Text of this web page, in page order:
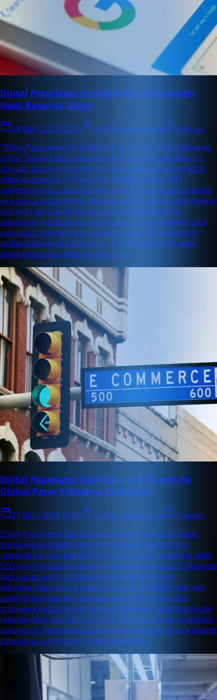
Dijital Pazarlama Stratejileriyle Girişimciler
Nasıl Başarıya Ulaşır
28 Mart 2025 00:00 info@enabase.com
0 yorum
"Dijital Pazarlama Stratejileriyle Girişimciler Nasıl Başarıya
Ulaşır" başlıklı blog yazısında, girişimcilerin rekabetçi iş
dünyasında öne çıkmaları için kullanabilecekleri en etkili
dijital pazarlama stratejilerine odaklanıyoruz. SEO
optimizasyonu, sosyal medya yönetimi, içerik pazarlaması
ve e-posta pazarlaması gibi konuları ele alarak, işletmelerin
çevrimiçi görünürlüklerini artırıp hedef kitlelerine
ulaşmalarını sağlamayı amaçlıyoruz. Bu stratejilerin nasıl
uygulanacağını ve hangi araçlarla daha fazla etkileşim
sağlanabileceğini keşfederek, iş hedeflerinizi bir adım
öteye taşımanın yollarını sunuyoruz.
Dijital Pazarlama Taktikleri ve E-Ticaret ile
Global Pazar Yükselme Stratejileri
27 Mart 2025 15:30 info@enabase.com
0 yorum
Dijital Pazarlama Taktikleri ve E-Ticaret ile Global Pazar
Yükselme Stratejileri blog konumuzda, işletmenizin
uluslararası sahnede daha görünür hale gelmesi için etkili
SEO ve dijital pazarlama stratejilerini inceliyoruz. E-ticarette
fark yaratmanızı sağlayacak içerik optimizasyon
tekniklerinden sosyal medya kampanya yönetimine, veri
analitiği kullanmanın faydalarından marka bilinirliği
artırmaya kadar birçok konuya değinerek, global pazarda
rakiplerinizin önüne geçmenize yardımcı olacak stratejileri
sunuyoruz. İleri görüşlü pazarlama yaklaşımları ile e-ticaret
satışlarınızı artırmanın yollarını keşfedin.